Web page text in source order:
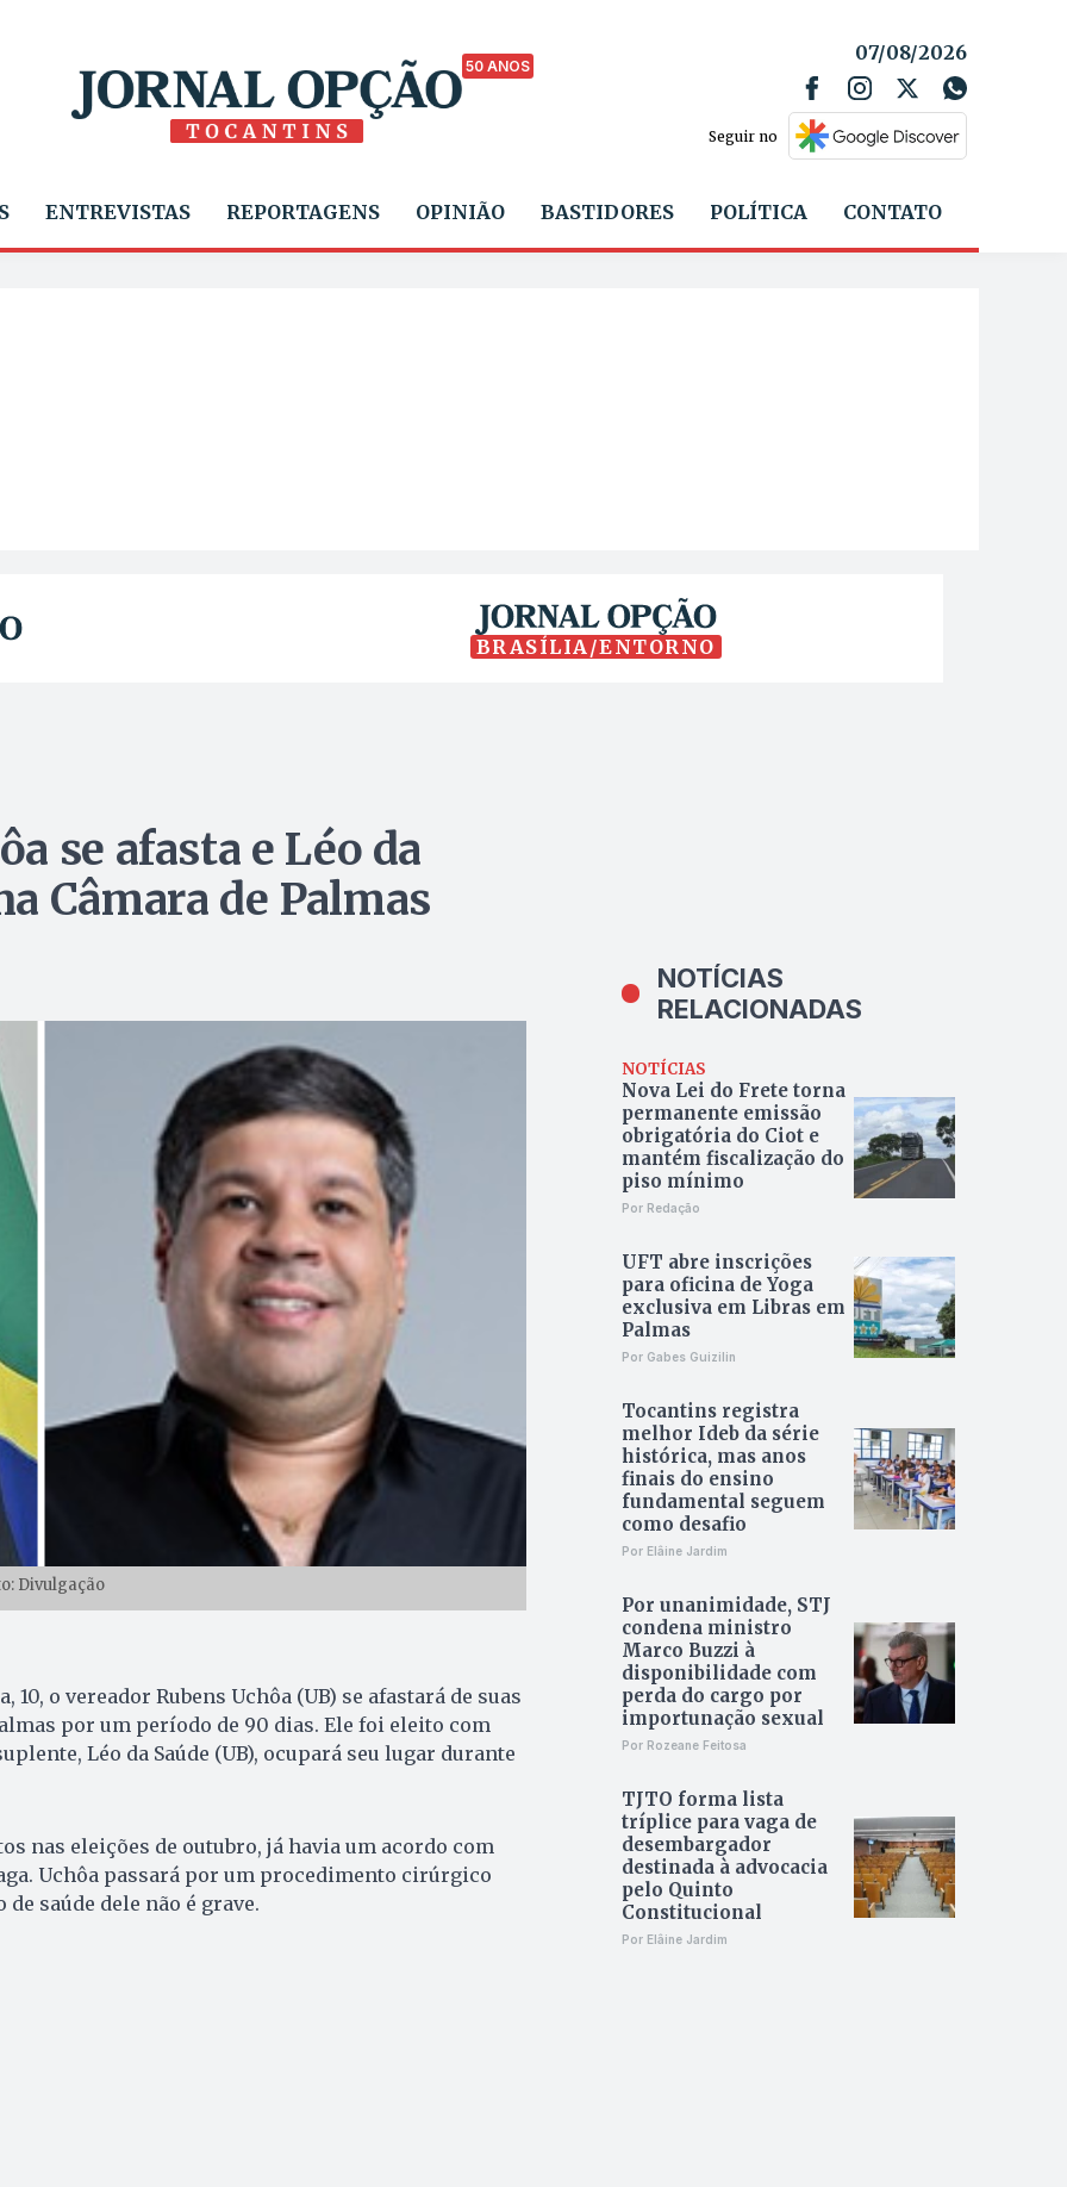
50 ANOS
07/08/2026
Seguir no
ENTREVISTAS REPORTAGENS OPINIÃO BASTIDORES POLÍTICA CONTATO
BRASÍLIA/ENTORNO
se afasta e Léo da
Câmara de Palmas
Divulgação
o vereador Rubens Uchôa (UB) se afastará de suas
por um período de 90 dias. Ele foi eleito com
Léo da Saúde (UB), ocupará seu lugar durante
nas eleições de outubro, já havia um acordo com
Uchôa passará por um procedimento cirúrgico
de saúde dele não é grave.
NOTÍCIAS
RELACIONADAS
NOTÍCIAS
Nova Lei do Frete torna
permanente emissão
obrigatória do Ciot e
mantém fiscalização do
piso mínimo
Por Redação
UFT abre inscrições
para oficina de Yoga
exclusiva em Libras em
Palmas
Por Gabes Guizilin
Tocantins registra
melhor Ideb da série
histórica, mas anos
finais do ensino
fundamental seguem
como desafio
Por Elâine Jardim
Por unanimidade, STJ
condena ministro
Marco Buzzi à
disponibilidade com
perda do cargo por
importunação sexual
Por Rozeane Feitosa
TJTO forma lista
tríplice para vaga de
desembargador
destinada à advocacia
pelo Quinto
Constitucional
Por Elâine Jardim